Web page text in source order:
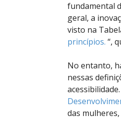
fundamental
geral, a
visto na
princípios. “,
No entanto,
nessas
das